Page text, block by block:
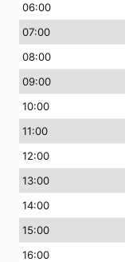
06:00
07:00
08:00
09:00
10:00
11:00
12:00
13:00
14:00
15:00
16:00